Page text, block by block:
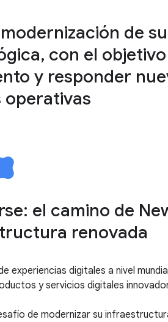
de su
con el
y responder
operativas
el camino de
renovada
experiencias digitales a nivel
y servicios digitales
de modernizar su